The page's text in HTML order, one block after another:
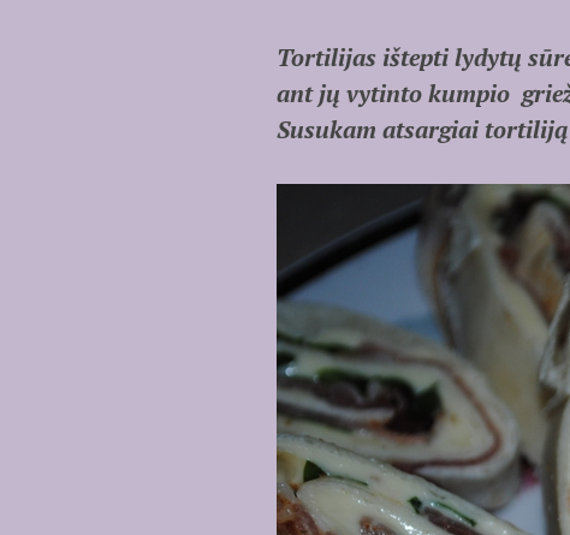
Tortilijas ištepti lydytų
ant jų vytinto kumpio
Susukam atsargiai